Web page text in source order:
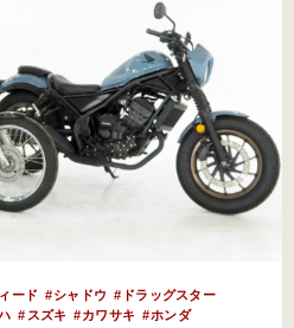
ード シャドウ
ドラッグスター
スズキ カワサキ ホンダ